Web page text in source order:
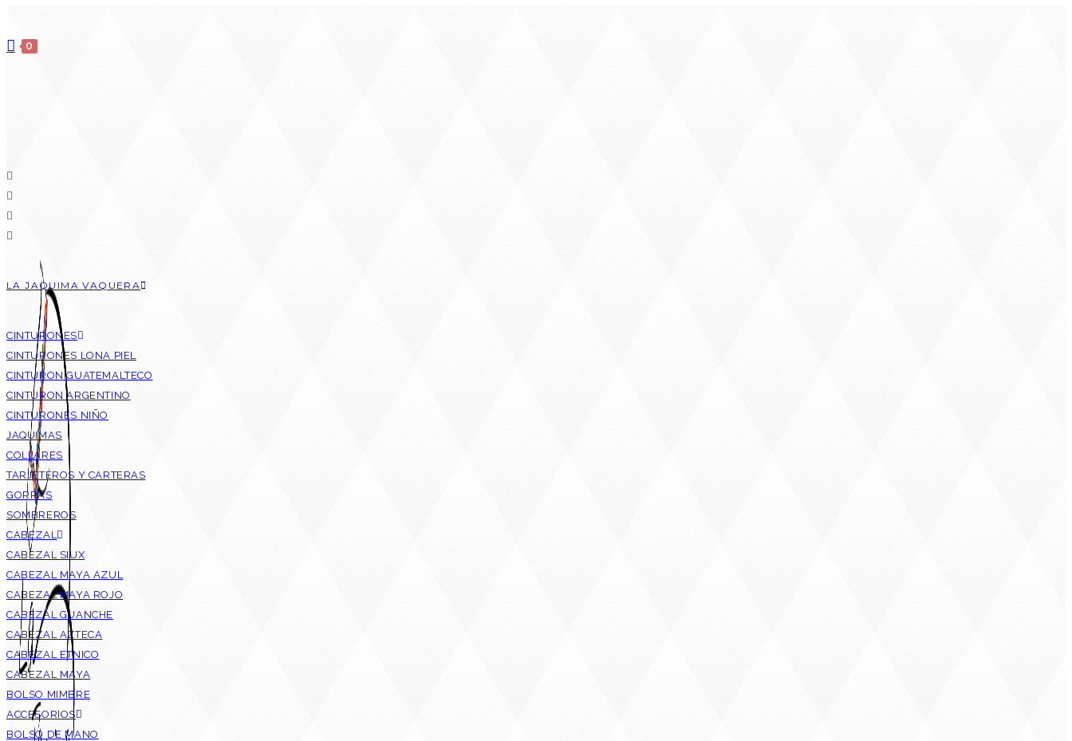
0
LA JAQUIMA VAQUERA
CINTURONES
CINTURONES LONA PIEL
CINTURON GUATEMALTECO
CINTURON ARGENTINO
CINTURONES NIÑO
JAQUIMAS
COLLARES
TARJETEROS Y CARTERAS
GORRAS
SOMBREROS
CABEZAL
CABEZAL SIUX
CABEZAL MAYA AZUL
CABEZAL MAYA ROJO
CABEZAL GUANCHE
CABEZAL AZTECA
CABEZAL ETNICO
CABEZAL MAYA
BOLSO MIMBRE
ACCESORIOS
BOLSO DE MANO